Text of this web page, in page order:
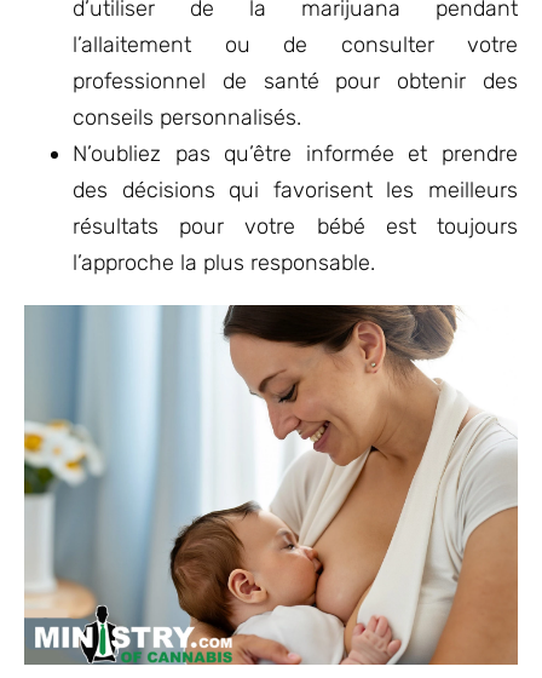
d’utiliser de la marijuana pendant
l’allaitement ou de consulter votre
professionnel de santé pour obtenir des
conseils personnalisés.
N’oubliez pas qu’être informée et prendre
des décisions qui favorisent les meilleurs
résultats pour votre bébé est toujours
l’approche la plus responsable.